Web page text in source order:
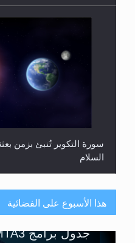
سورة التكوير تُنبئ بزمن
السلام
هذا الأسبوع على الفضائية
جدول برامج MTA3